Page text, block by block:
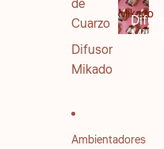
de
Cuarzo
Difusor
Mikado
Mikado
Difusor
Mikado
Ambientadores